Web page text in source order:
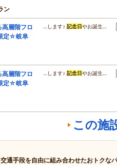
ン
高層階フロ
定☆岐阜
…します♪ 記念日やお誕生…
高層階フロ
定☆岐阜
…します♪ 記念日やお誕生…
この施
通手段を自由に組み合わせたおトクな